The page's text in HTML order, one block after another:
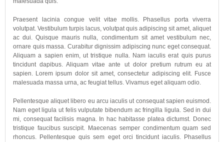
Praesent lacinia congue velit vitae mollis. Phasellus porta viverra
volutpat. Vestibulum turpis lacus, volutpat quis adipiscing sit amet, aliquet
ac dui. Quisque mauris nulla, condimentum sit amet vestibulum nec,
ornare quis massa. Curabitur dignissim adipiscing nunc eget consequat.
Aliquam a sapien enim, ut tristique nulla. Nam iaculis erat quis purus
tincidunt dapibus. Aliquam vitae ante ut dolor pretium rutrum eu at
sapien. Lorem ipsum dolor sit amet, consectetur adipiscing elit. Fusce
malesuada massa urna, ac feugiat tellus. Vivamus eget aliquam odio.
Pellentesque aliquet libero eu arcu iaculis ut consequat sapien euismod.
Nam eget ligula ut felis vulputate bibendum ac fringilla ligula. Sed in dui
mi, consequat facilisis magna. In hac habitasse platea dictumst. Donec
tristique faucibus suscipit. Maecenas semper condimentum quam sed
rhoncus. Pellentesque quis sem eget orci tincidunt iaculis. Phasellus